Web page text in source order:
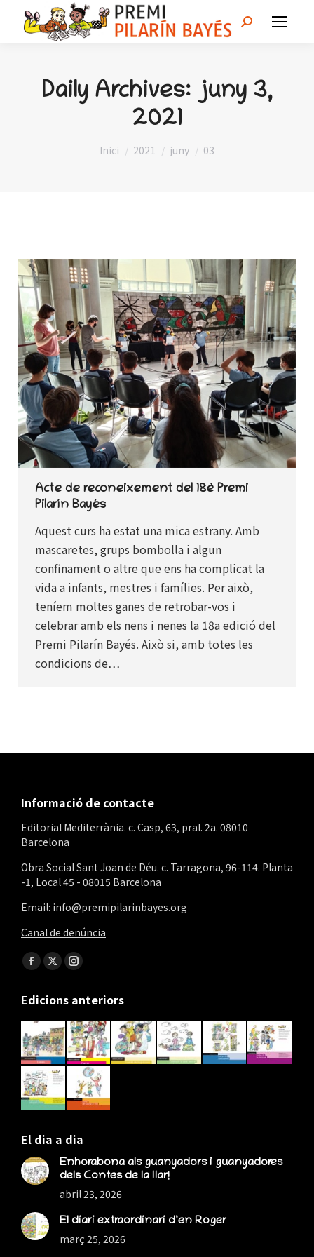
Search:
Daily Archives: juny 3,
2021
You are here:
Inici 2021 juny 03
Acte de reconeixement del 18è Premi
Pilarín Bayés
Aquest curs ha estat una mica estrany. Amb
mascaretes, grups bombolla i algun
confinament o altre que ens ha complicat la
vida a infants, mestres i famílies. Per això,
teníem moltes ganes de retrobar-vos i
celebrar amb els nens i nenes la 18a edició del
Premi Pilarín Bayés. Això si, amb totes les
condicions de…
Informació de contacte
Editorial Mediterrània. c. Casp, 63, pral. 2a. 08010
Barcelona
Obra Social Sant Joan de Déu. c. Tarragona, 96-114. Planta
-1, Local 45 - 08015 Barcelona
Email: info@premipilarinbayes.org
Canal de denúncia
Find us on:
Facebook
opens
in
new
window
X
opens
in
new
window
Instagram
opens
in
new
window
Edicions anteriors
El dia a dia
Enhorabona als guanyadors i guanyadores
dels Contes de la llar!
abril 23, 2026
El diari extraordinari d’en Roger
març 25, 2026